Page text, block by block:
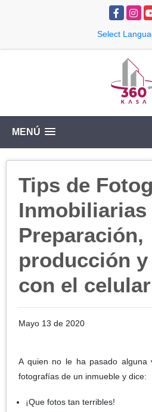
Facebook
Select
MENÚ
Tips de
Inmobiliarias
Preparación,
producción
con el celular
Mayo 13 de 2020
A quien no le ha pasado alguna
fotografías de un inmueble y dice:
¡Que fotos tan terribles!